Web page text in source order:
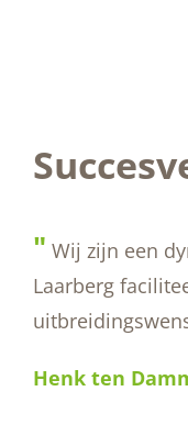
" Wij zijn een
Laarberg
Henk ten